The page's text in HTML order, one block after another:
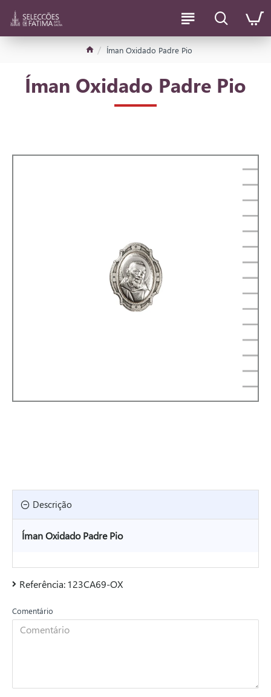
Íman Oxidado Padre Pio
Íman Oxidado Padre Pio
Descrição
Íman Oxidado Padre Pio
Referência:123CA69-OX
Comentário